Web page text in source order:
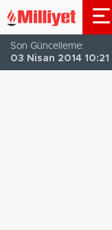
Son Güncelleme:
03 Nisan 2014 10:21